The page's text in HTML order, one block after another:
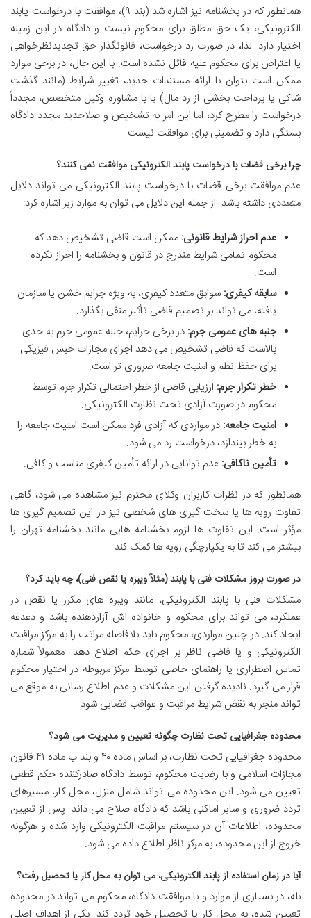
همانطور که در بخشنامه نیز اشاره شد (بند ۹)، موافقت با درخواست پابند
الکترونیکی، یک حق مطلق برای محکوم نیست و دادگاه در این زمینه
اختیار دارد. لذا، در صورت رد درخواست، قانونگذار حق تجدیدنظرخواهی
یا اعتراض برای محکوم علیه قائل نشده است. با این حال، در برخی موارد
ممکن است بتوان با ارائه مستندات جدید، تغییر شرایط (مانند گذشت
شاکی یا پرداخت بخشی از رد مال) یا با مشاوره وکیل متخصص، مجدداً
درخواست را مطرح کرد، اما این امر به تشخیص و صلاحدید مجدد دادگاه
بستگی دارد و تضمینی برای موافقت نیست.
چرا برخی قضات با درخواست پابند الکترونیکی موافقت نمی کنند؟
عدم موافقت برخی قضات با درخواست پابند الکترونیکی می تواند دلایل
متعددی داشته باشد. از جمله این دلایل می توان به موارد زیر اشاره کرد:
عدم احراز شرایط قانونی: ممکن است قاضی تشخیص دهد که
محکوم تمامی شرایط مندرج در قانون و بخشنامه را احراز نکرده
است.
سابقه کیفری: سوابق متعدد کیفری، به ویژه جرایم خشن یا سازمان
یافته، می تواند بر تصمیم قاضی تأثیر منفی بگذارد.
جنبه های عمومی جرم: در برخی جرایم، جنبه عمومی جرم به حدی
بالاست که قاضی تشخیص می دهد اجرای مجازات حبس فیزیکی
برای حفظ نظم و امنیت جامعه ضروری تر است.
خطر تکرار جرم: ارزیابی قاضی از خطر احتمالی تکرار جرم توسط
محکوم در صورت آزادی تحت نظارت الکترونیکی.
امنیت جامعه: در مواردی که آزادی فرد ممکن است امنیت جامعه را
به خطر بیندازد، درخواست رد می شود.
تأمین ناکافی: عدم توانایی در ارائه تأمین کیفری مناسب و کافی.
همانطور که در نظرات کاربران وکلای محترم نیز مشاهده می شود، گاهی
تفاوت رویه ها یا سخت گیری های شخصی نیز در این تصمیم گیری ها
مؤثر است. این تفاوت ها لزوم بخشنامه هایی مانند بخشنامه تهران را
بیشتر می کند تا به یکپارچگی رویه ها کمک کند.
در صورت بروز مشکلات فنی با پابند (مثلاً ویبره یا نقص فنی)، چه باید کرد؟
مشکلات فنی با پابند الکترونیکی، مانند ویبره های مکرر یا نقص در
عملکرد، می تواند برای محکوم و خانواده اش آزاردهنده باشد و دغدغه
ایجاد کند. در چنین مواردی، محکوم باید بلافاصله مراتب را به مرکز مراقبت
الکترونیکی و یا قاضی ناظر بر اجرای حکم اطلاع دهد. معمولاً شماره
تماس اضطراری یا راهنمای خاصی توسط مرکز مربوطه در اختیار محکوم
قرار می گیرد. نادیده گرفتن این مشکلات و عدم اطلاع رسانی به موقع می
تواند منجر به نقض شرایط مراقبت و عواقب قضایی شود.
محدوده جغرافیایی تحت نظارت چگونه تعیین و مدیریت می شود؟
محدوده جغرافیایی تحت نظارت، بر اساس ماده ۴۰ و بند ب ماده ۴۱ قانون
مجازات اسلامی و با رضایت محکوم، توسط دادگاه صادرکننده حکم قطعی
تعیین می شود. این محدوده می تواند شامل منزل، محل کار، مسیرهای
تردد ضروری و سایر اماکنی باشد که دادگاه صلاح می داند. پس از تعیین
محدوده، اطلاعات آن در سیستم مراقبت الکترونیکی وارد شده و هرگونه
خروج از این محدوده، به مرکز ناظر اطلاع داده می شود.
آیا در زمان استفاده از پابند الکترونیکی، می توان به محل کار یا تحصیل رفت؟
بله، در بسیاری از موارد و با موافقت دادگاه، محکوم می تواند در محدوده
تعیین شده، به محل کار یا تحصیل خود تردد کند. یکی از اهداف اصلی